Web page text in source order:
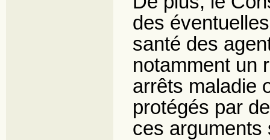
des
santé des
notamment un
arrêts maladie
protégés par
ces arguments